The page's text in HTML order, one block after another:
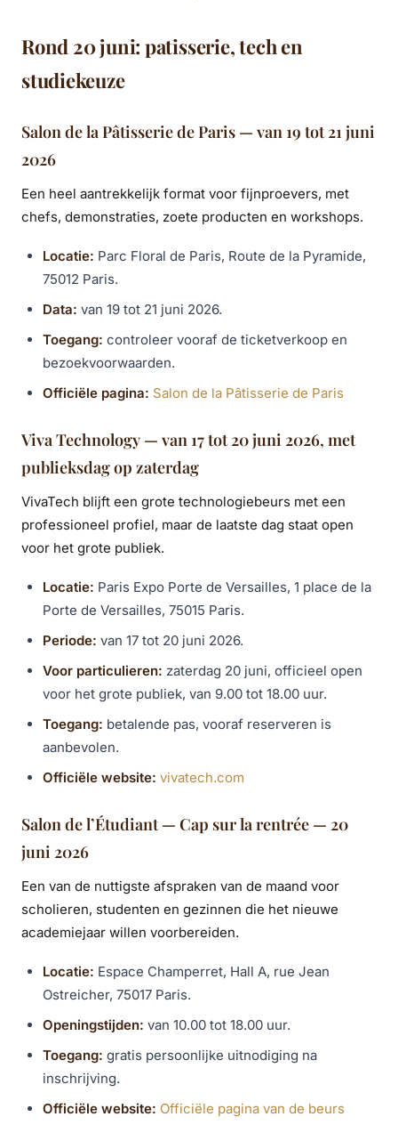
Rond 20 juni: patisserie, tech en
studiekeuze
Salon de la Pâtisserie de Paris — van 19 tot 21 juni
2026
Een heel aantrekkelijk format voor fijnproevers, met
chefs, demonstraties, zoete producten en workshops.
Locatie: Parc Floral de Paris, Route de la Pyramide,
75012 Paris.
Data: van 19 tot 21 juni 2026.
Toegang: controleer vooraf de ticketverkoop en
bezoekvoorwaarden.
Officiële pagina: Salon de la Pâtisserie de Paris
Viva Technology — van 17 tot 20 juni 2026, met
publieksdag op zaterdag
VivaTech blijft een grote technologiebeurs met een
professioneel profiel, maar de laatste dag staat open
voor het grote publiek.
Locatie: Paris Expo Porte de Versailles, 1 place de la
Porte de Versailles, 75015 Paris.
Periode: van 17 tot 20 juni 2026.
Voor particulieren: zaterdag 20 juni, officieel open
voor het grote publiek, van 9.00 tot 18.00 uur.
Toegang: betalende pas, vooraf reserveren is
aanbevolen.
Officiële website: vivatech.com
Salon de l’Étudiant — Cap sur la rentrée — 20
juni 2026
Een van de nuttigste afspraken van de maand voor
scholieren, studenten en gezinnen die het nieuwe
academiejaar willen voorbereiden.
Locatie: Espace Champerret, Hall A, rue Jean
Ostreicher, 75017 Paris.
Openingstijden: van 10.00 tot 18.00 uur.
Toegang: gratis persoonlijke uitnodiging na
inschrijving.
Officiële website: Officiële pagina van de beurs